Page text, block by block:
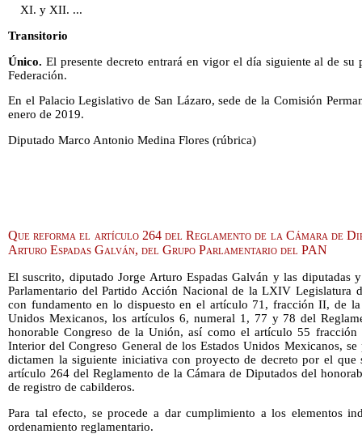
XI. y XII. ...
Transitorio
Único. El presente decreto entrará en vigor el día siguiente al de
Federación.
En el Palacio Legislativo de San Lázaro, sede de la Comisión
enero de 2019.
Diputado Marco Antonio Medina Flores (rúbrica)
Que reforma el artículo 264 del Reglamento de la Cámara de
Arturo Espadas Galván, del Grupo Parlamentario del PAN
El suscrito, diputado Jorge Arturo Espadas Galván y las diputadas
Parlamentario del Partido Acción Nacional de la LXIV Legislatura
con fundamento en lo dispuesto en el artículo 71, fracción II, de
Unidos Mexicanos, los artículos 6, numeral 1, 77 y 78 del
honorable Congreso de la Unión, así como el artículo 55
Interior del Congreso General de los Estados Unidos Mexicanos,
dictamen la siguiente iniciativa con proyecto de decreto por el
artículo 264 del Reglamento de la Cámara de Diputados del
de registro de cabilderos.
Para tal efecto, se procede a dar cumplimiento a los elementos
ordenamiento reglamentario.